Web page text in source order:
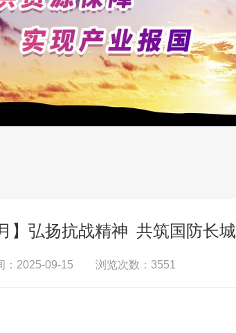
】弘扬抗战精神 共筑国防长城
2025-09-15 浏览次数： 3551